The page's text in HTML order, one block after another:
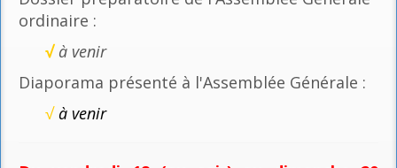
ordinaire :
√ à venir
Diaporama présenté à l'Assemblée Générale :
√à venir